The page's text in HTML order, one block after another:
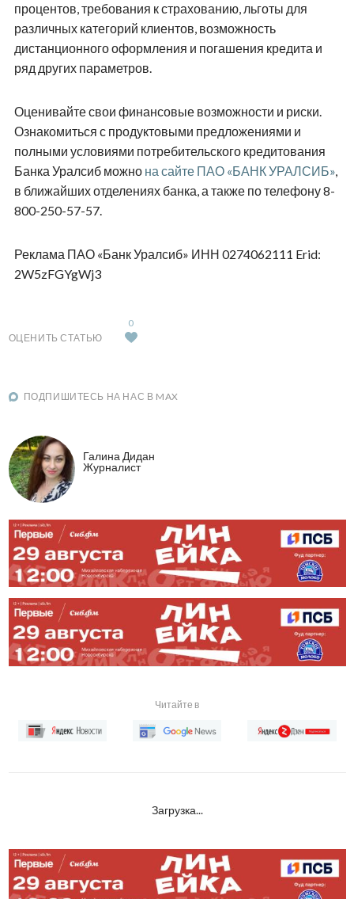
процентов, требования к страхованию, льготы для
различных категорий клиентов, возможность
дистанционного оформления и погашения кредита и
ряд других параметров.
Оценивайте свои финансовые возможности и риски.
Ознакомиться с продуктовыми предложениями и
полными условиями потребительского кредитования
Банка Уралсиб можно на сайте ПАО «БАНК УРАЛСИБ»,
в ближайших отделениях банка, а также по телефону 8-
800-250-57-57.
Реклама ПАО «Банк Уралсиб» ИНН 0274062111 Erid:
2W5zFGYgWj3
ОЦЕНИТЬ СТАТЬЮ
0
ПОДПИШИТЕСЬ НА НАС В MAX
Галина Дидан
Журналист
Читайте в
Загрузка...